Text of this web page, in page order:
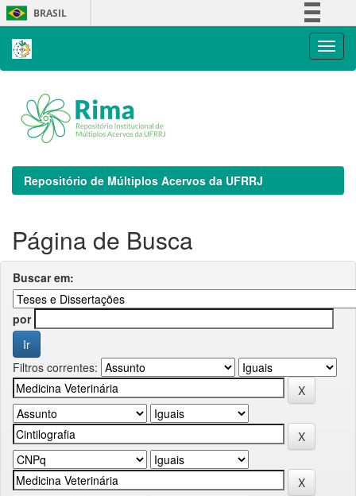
Skip
navigation
BRASIL
Repositório de Múltiplos Acervos da UFRRJ
Página de Busca
Buscar em:
por
Filtros correntes: